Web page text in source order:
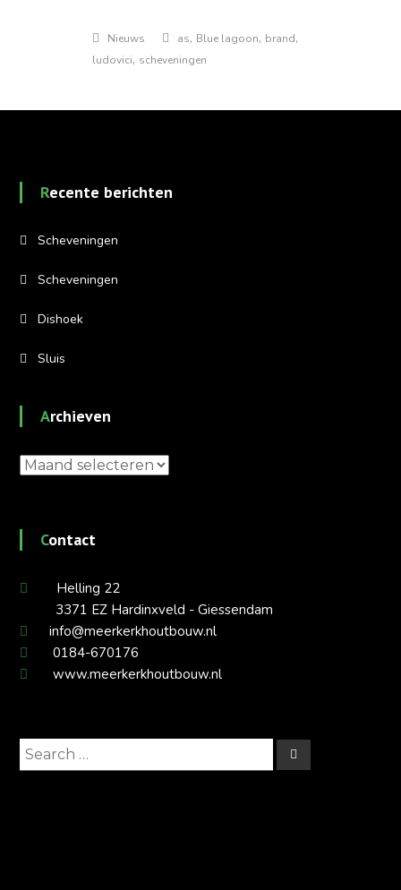
Nieuws as, Blue lagoon, brand,
ludovici, scheveningen
Recente berichten
Scheveningen
Scheveningen
Dishoek
Sluis
Archieven
Archieven
Contact
Helling 22
3371 EZ Hardinxveld - Giessendam
info@meerkerkhoutbouw.nl
0184-670176
www.meerkerkhoutbouw.nl
Search
for:
Search